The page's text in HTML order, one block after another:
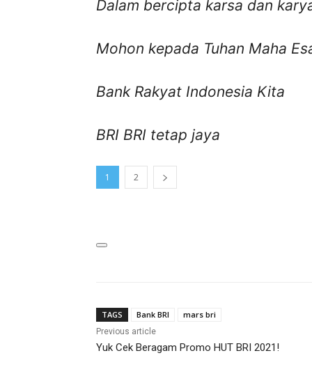
Dalam bercipta karsa dan
Mohon kepada Tuhan Maha
Bank Rakyat Indonesia Kita
BRI BRI tetap jaya
1 2
TAGS Bank BRI mars bri
Previous article
Yuk Cek Beragam Promo HUT BRI 2021!